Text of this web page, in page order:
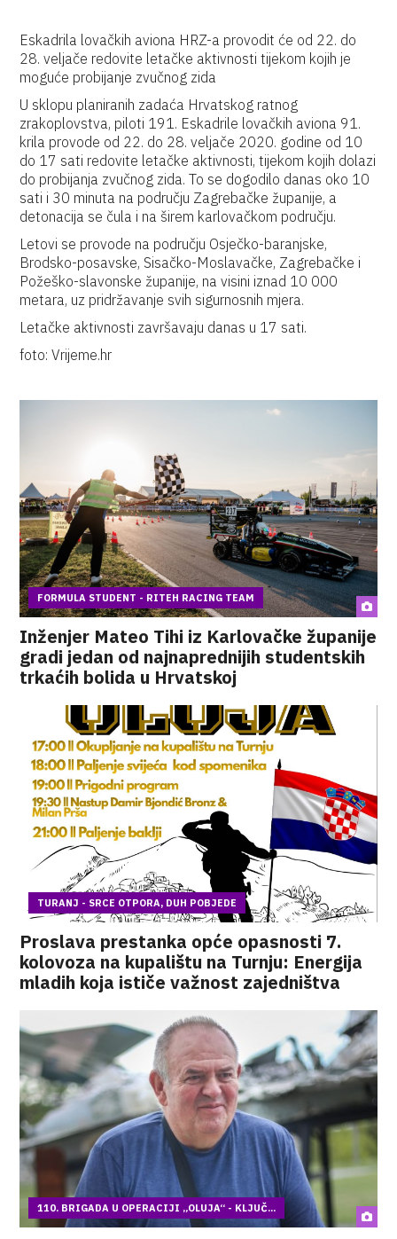
Eskadrila lovačkih aviona HRZ-a provodit će od 22. do
28. veljače redovite letačke aktivnosti tijekom kojih je
moguće probijanje zvučnog zida
U sklopu planiranih zadaća Hrvatskog ratnog
zrakoplovstva, piloti 191. Eskadrile lovačkih aviona 91.
krila provode od 22. do 28. veljače 2020. godine od 10
do 17 sati redovite letačke aktivnosti, tijekom kojih dolazi
do probijanja zvučnog zida. To se dogodilo danas oko 10
sati i 30 minuta na području Zagrebačke županije, a
detonacija se čula i na širem karlovačkom području.
Letovi se provode na području Osječko-baranjske,
Brodsko-posavske, Sisačko-Moslavačke, Zagrebačke i
Požeško-slavonske županije, na visini iznad 10 000
metara, uz pridržavanje svih sigurnosnih mjera.
Letačke aktivnosti završavaju danas u 17 sati.
foto: Vrijeme.hr
FORMULA STUDENT - RITEH RACING TEAM
Inženjer Mateo Tihi iz Karlovačke županije
gradi jedan od najnaprednijih studentskih
trkaćih bolida u Hrvatskoj
TURANJ - SRCE OTPORA, DUH POBJEDE
Proslava prestanka opće opasnosti 7.
kolovoza na kupalištu na Turnju: Energija
mladih koja ističe važnost zajedništva
110. BRIGADA U OPERACIJI „OLUJA“ - KLJUČ...